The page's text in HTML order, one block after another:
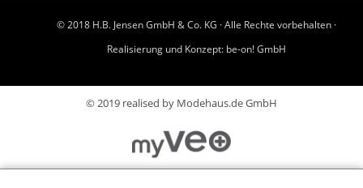
© 2018 H.B. Jensen GmbH & Co. KG · Alle Rechte vorbehalten ·
Realisierung und Konzept: be-on! GmbH
© 2019 realised by Modehaus.de GmbH